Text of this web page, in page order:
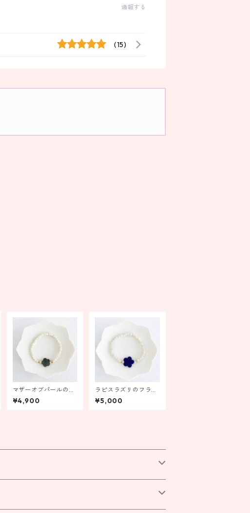
通報する
(15)
マザーオブパールのフ
ラワーブレスレット
ブラック【受注製作】
¥4,900
ラピスラズリのフラワ
ーブレスレット【受注
製作】
¥5,000